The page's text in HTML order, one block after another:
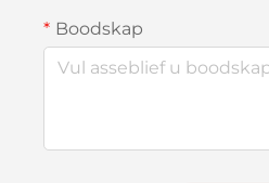
Boodskap